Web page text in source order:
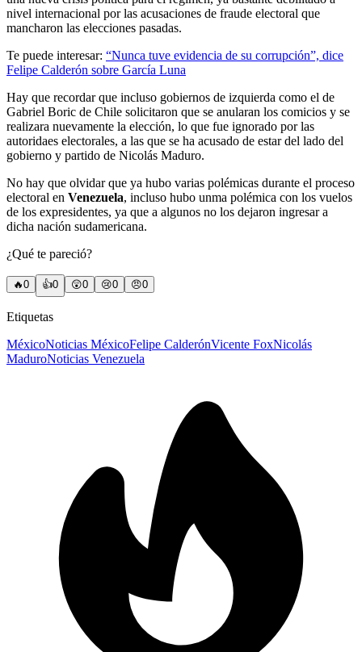
nivel internacional por las acusaciones de fraude electoral que
mancharon las elecciones pasadas.
Te puede interesar: “Nunca tuve evidencia de su corrupción”, dice
Felipe Calderón sobre García Luna
Hay que recordar que incluso gobiernos de izquierda como el de
Gabriel Boric de Chile solicitaron que se anularan los comicios y se
realizara nuevamente la elección, lo que fue ignorado por las
autoridaes electorales, a las que se ha acusado de estar del lado del
gobierno y partido de Nicolás Maduro.
No hay que olvidar que ya hubo varias polémicas durante el proceso
electoral en Venezuela, incluso hubo unma polémica con los vuelos
de los expresidentes, ya que a algunos no los dejaron ingresar a
dicha nación sudamericana.
¿Qué te pareció?
🔥0 👍0 😲0 😢0 😠0
Etiquetas
MéxicoNoticias MéxicoFelipe CalderónVicente FoxNicolás
MaduroNoticias Venezuela